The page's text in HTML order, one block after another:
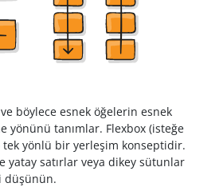
böylece esnek öğelerin esnek
yönünü tanımlar. Flexbox (isteğe
tek yönlü bir yerleşim konseptidir.
yatay satırlar veya dikey sütunlar
düşünün.